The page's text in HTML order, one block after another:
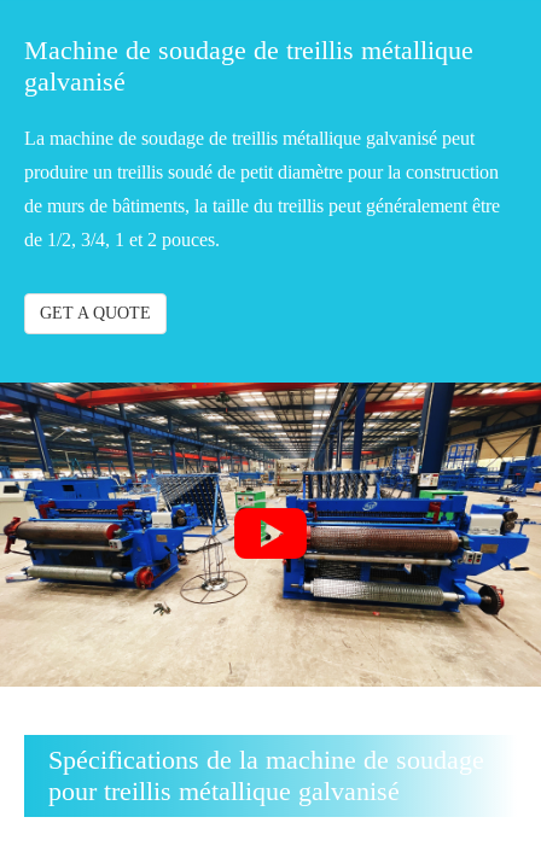
Machine de soudage de treillis métallique
galvanisé
La machine de soudage de treillis métallique galvanisé peut
produire un treillis soudé de petit diamètre pour la construction
de murs de bâtiments, la taille du treillis peut généralement être
de 1/2, 3/4, 1 et 2 pouces.
GET A QUOTE

Spécifications de la machine de soudage
pour treillis métallique galvanisé